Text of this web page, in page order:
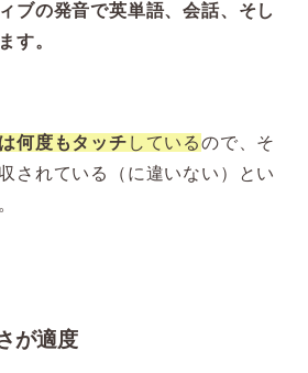
ブの発音で英単語、会話、そし
す。
何度もタッチ しているので、そ
されている（に違いない）とい
が適度